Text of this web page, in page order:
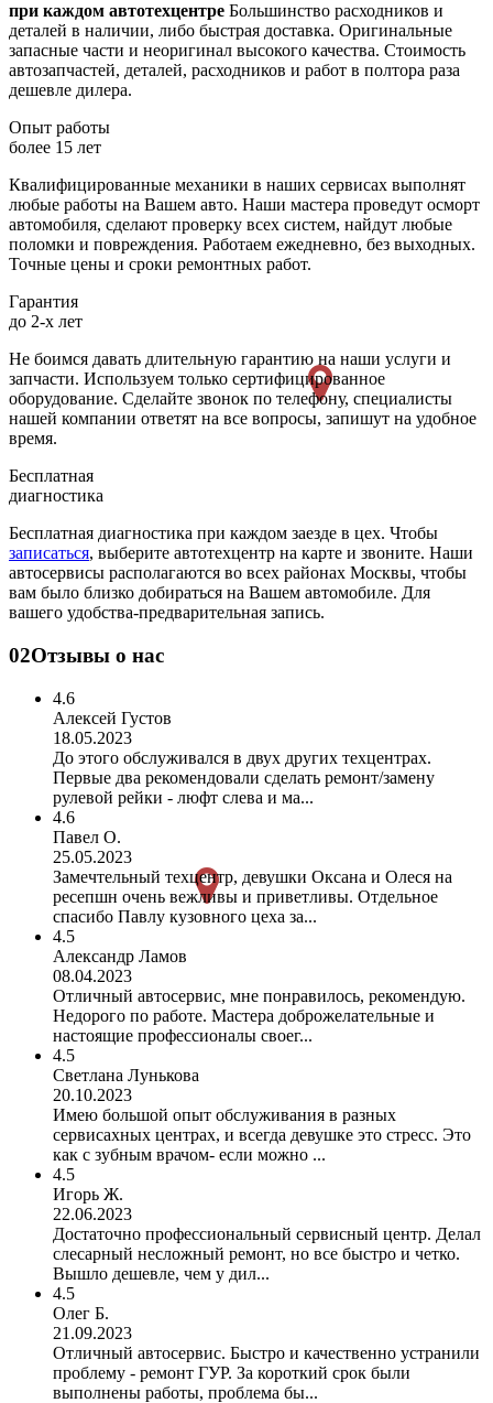
при каждом автотехцентре Большинство расходников и
деталей в наличии, либо быстрая доставка. Оригинальные
запасные части и неоригинал высокого качества. Стоимость
автозапчастей, деталей, расходников и работ в полтора раза
дешевле дилера.
Опыт работы
более 15 лет
Квалифицированные механики в наших сервисах выполнят
любые работы на Вашем авто. Наши мастера проведут осморт
автомобиля, сделают проверку всех систем, найдут любые
поломки и повреждения. Работаем ежедневно, без выходных.
Точные цены и сроки ремонтных работ.
Гарантия
до 2-х лет
Не боимся давать длительную гарантию на наши услуги и
запчасти. Используем только сертифицированное
оборудование. Сделайте звонок по телефону, специалисты
нашей компании ответят на все вопросы, запишут на удобное
время.
Бесплатная
диагностика
Бесплатная диагностика при каждом заезде в цех. Чтобы
записаться, выберите автотехцентр на карте и звоните. Наши
автосервисы располагаются во всех районах Москвы, чтобы
вам было близко добираться на Вашем автомобиле. Для
вашего удобства-предварительная запись.
02Отзывы о нас
4.6
Алексей Густов
18.05.2023
До этого обслуживался в двух других техцентрах.
Первые два рекомендовали сделать ремонт/замену
рулевой рейки - люфт слева и ма...
4.6
Павел О.
25.05.2023
Замечтельный техцентр, девушки Оксана и Олеся на
ресепшн очень вежливы и приветливы. Отдельное
спасибо Павлу кузовного цеха за...
4.5
Александр Ламов
08.04.2023
Отличный автосервис, мне понравилось, рекомендую.
Недорого по работе. Мастера доброжелательные и
настоящие профессионалы своег...
4.5
Светлана Лунькова
20.10.2023
Имею большой опыт обслуживания в разных
сервисахных центрах, и всегда девушке это стресс. Это
как с зубным врачом- если можно ...
4.5
Игорь Ж.
22.06.2023
Достаточно профессиональный сервисный центр. Делал
слесарный несложный ремонт, но все быстро и четко.
Вышло дешевле, чем у дил...
4.5
Олег Б.
21.09.2023
Отличный автосервис. Быстро и качественно устранили
проблему - ремонт ГУР. За короткий срок были
выполнены работы, проблема бы...